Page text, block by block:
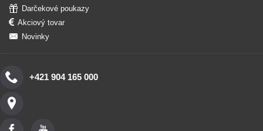
Darčekové poukazy
Akciový tovar
Novinky
+421 904 165 000